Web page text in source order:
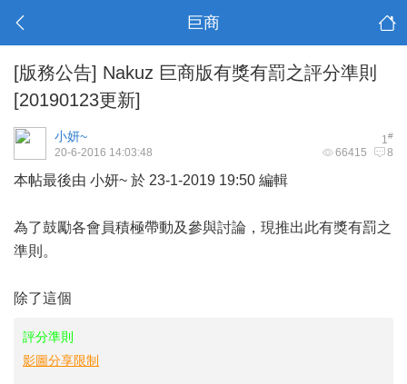
巨商
[版務公告] Nakuz 巨商版有獎有罰之評分準則
[20190123更新]
1#
小妍~
66415 8
20-6-2016 14:03:48
本帖最後由 小妍~ 於 23-1-2019 19:50 編輯
為了鼓勵各會員積極帶動及參與討論，現推出此有獎有罰之
準則。
除了這個
評分準則
影圖分享限制